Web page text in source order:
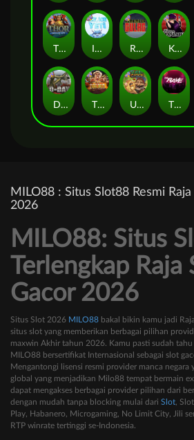
Thor: Hammer Time Ice Ice Yeti Remember Gulag Karen Maneater
D Day The Border Ugliest Catch The Rave
MILO88 : Situs Slot88 Resmi
2026
MILO88: Situs
Terlengkap Raja
Gacor 2026
Situs Slot 2026 MILO88 bakal bikin kamu jadi
situs slot yang memberikan berbagai pilihan
maxwin Akhir tahun 2026. Kamu pasti sudah
MILO88 bersertifikat Internasional sebagai slot
Mengantongi lisensi resmi provider manca negara
global yang menjadikan Milo88 tempat bermain
dapat mengakses berbagai provider pilihan dari
dengan mudah tanpa blocking mulai dari Slot,
Play, Habanero, Microgaming, No Limit City, Jili
RTP winrate tertinggi se-Indonesia.